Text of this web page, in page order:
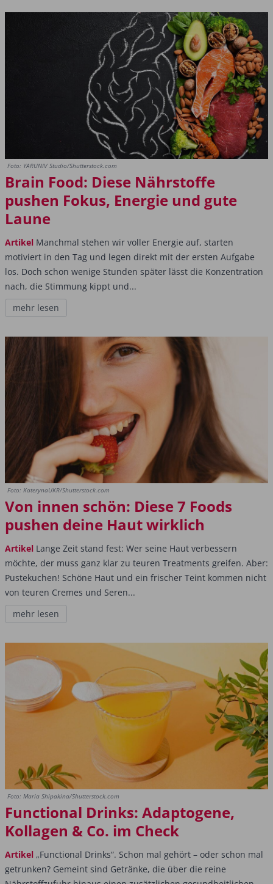
Foto: YARUNIV Studio/Shutterstock.com
Brain Food: Diese Nährstoffe
pushen Fokus, Energie und gute
Laune
Artikel Manchmal stehen wir voller Energie auf, starten
motiviert in den Tag und legen direkt mit der ersten Aufgabe
los. Doch schon wenige Stunden später lässt die Konzentration
nach, die Stimmung kippt und...
mehr lesen
Foto: KaterynaUKR/Shutterstock.com
Von innen schön: Diese 7 Foods
pushen deine Haut wirklich
Artikel Lange Zeit stand fest: Wer seine Haut verbessern
möchte, der muss ganz klar zu teuren Treatments greifen. Aber:
Pustekuchen! Schöne Haut und ein frischer Teint kommen nicht
von teuren Cremes und Seren...
mehr lesen
Foto: Maria Shipakina/Shutterstock.com
Functional Drinks: Adaptogene,
Kollagen & Co. im Check
Artikel „Functional Drinks“. Schon mal gehört – oder schon mal
getrunken? Gemeint sind Getränke, die über die reine